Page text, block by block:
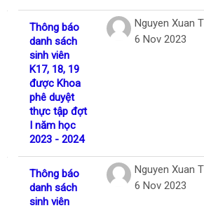
Thông báo
danh sách
sinh viên
K17, 18, 19
được Khoa
phê duyệt
thực tập đợt
I năm học
2023 - 2024
Nguyen Xuan
6 Nov 2023
Thông báo
danh sách
sinh viên
Nguyen Xuan
6 Nov 2023